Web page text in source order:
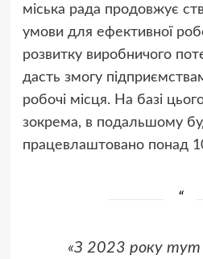
міська рада продовжує
умови для ефективної
розвитку виробничого
дасть змогу
робочі місця. На базі
зокрема, в подальшому
працевлаштовано понад
«З 2023 року тут